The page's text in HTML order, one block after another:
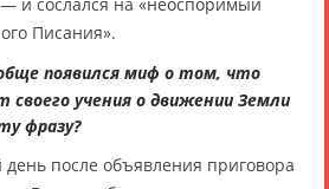
и сослался на «неоспоримый
Писания».
появился миф о том, что
своего учения о движении Земли
фразу?
после объявления приговора